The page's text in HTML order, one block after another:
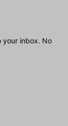
your inbox. No